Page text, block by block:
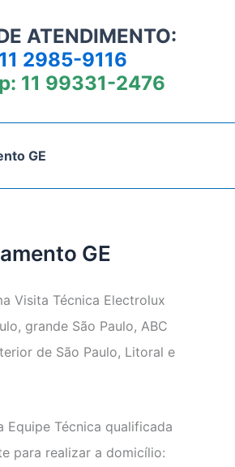
ATENDIMENTO:
11 2985-9116
11 99331-2476
GE
GE
Visita Técnica Electrolux
grande São Paulo, ABC
de São Paulo, Litoral e
Equipe Técnica qualificada
para realizar a domicílio: